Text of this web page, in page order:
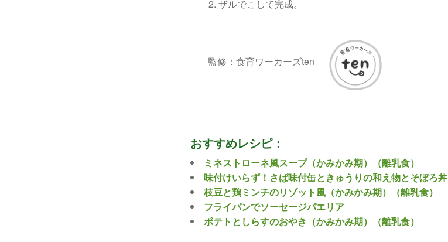
ザルでこして完成。
監修：食育ワーカーズten
おすすめレシピ：
ミネストローネ風スープ（かみかみ期）（離乳食）
味付けいらず！さば味付缶ときゅうりの和え物とそぼろ丼
枝豆と鶏ミンチのリゾット風（かみかみ期）（離乳食）
フライパンでソーセージパエリア
ポテトとしらすのおやき（かみかみ期）（離乳食）